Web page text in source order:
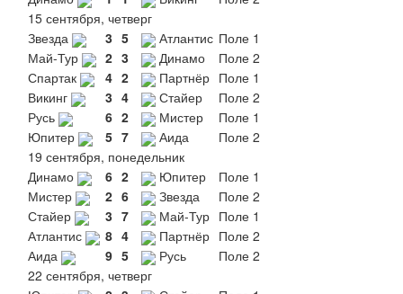
15 сентября, четверг
Звезда
3 5 Атлантис Поле 1
Май-Тур
2 3 Динамо
Поле 2
Спартак
4 2 Партнёр Поле 1
Викинг
3 4 Стайер
Поле 2
Русь
6 2 Мистер
Поле 1
Юпитер
5 7 Аида
Поле 2
19 сентября, понедельник
Динамо
6 2 Юпитер
Поле 1
Мистер
2 6 Звезда
Поле 2
Стайер
3 7 Май-Тур Поле 1
Атлантис
8 4 Партнёр Поле 2
Аида
9 5 Русь
Поле 2
22 сентября, четверг